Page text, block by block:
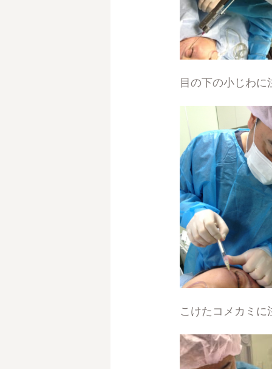
目の下の小じわ
こけたコメカミに